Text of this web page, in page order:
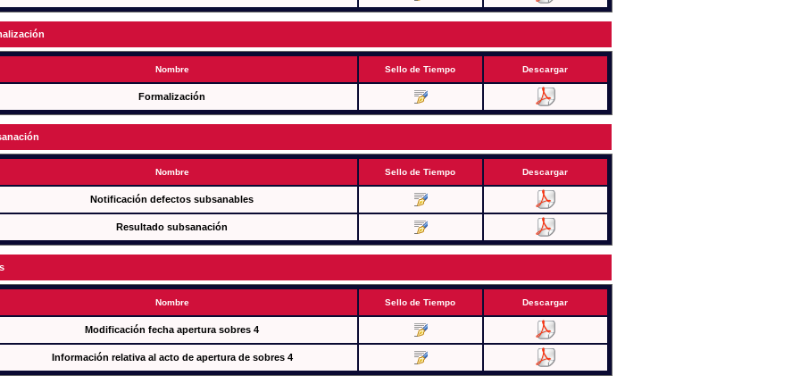
Nombre Sello de Tiempo Descargar
Formalización
Nombre Sello de Tiempo Descargar
Notificación defectos subsanables
Resultado subsanación
Nombre Sello de Tiempo Descargar
Modificación fecha apertura sobres 4
Información relativa al acto de apertura de sobres 4